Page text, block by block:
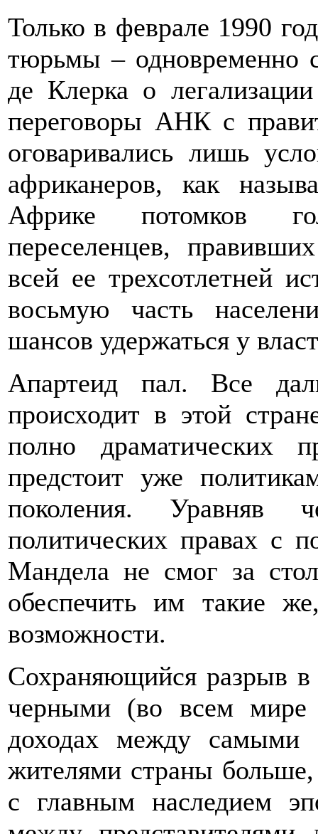
Только в феврале 1990
тюрьмы – одновременно
де Клерка о
переговоры АНК с
оговаривались лишь
африканеров, как
Африке потомков
переселенцев,
всей ее трехсотлетней
восьмую часть
шансов удержаться у
Апартеид пал. Все
происходит в этой
полно драматических
предстоит уже
поколения. Уравняв
политических правах с
Мандела не смог за
обеспечить им такие
возможности.
Сохраняющийся разрыв
черными (во всем мире
доходах между
жителями страны
с главным наследием